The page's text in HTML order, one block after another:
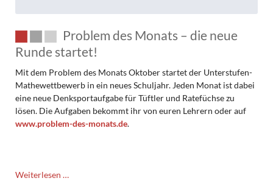
Problem des Monats – die neue
Runde startet!
Mit dem Problem des Monats Oktober startet der Unterstufen-
Mathewettbewerb in ein neues Schuljahr. Jeden Monat ist dabei
eine neue Denksportaufgabe für Tüftler und Ratefüchse zu
lösen. Die Aufgaben bekommt ihr von euren Lehrern oder auf
www.problem-des-monats.de.
Weiterlesen …